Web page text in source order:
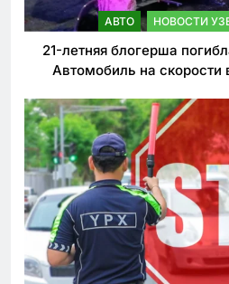
АВТО НОВОСТИ
21-летняя блогерша
Автомобиль на скорости